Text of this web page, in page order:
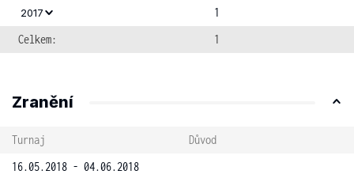
2017
1
Celkem:
1
Zranění
Turnaj
Důvod
16.05.2018 - 04.06.2018